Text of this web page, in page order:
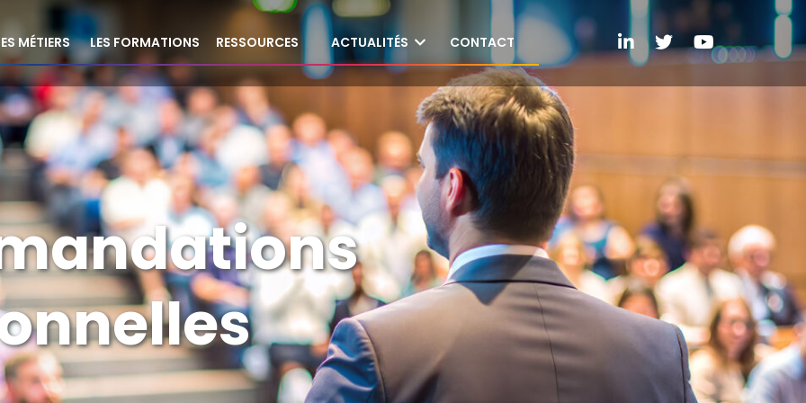
MÉTIERS LES FORMATIONS RESSOURCES ACTUALITÉS CONTACT